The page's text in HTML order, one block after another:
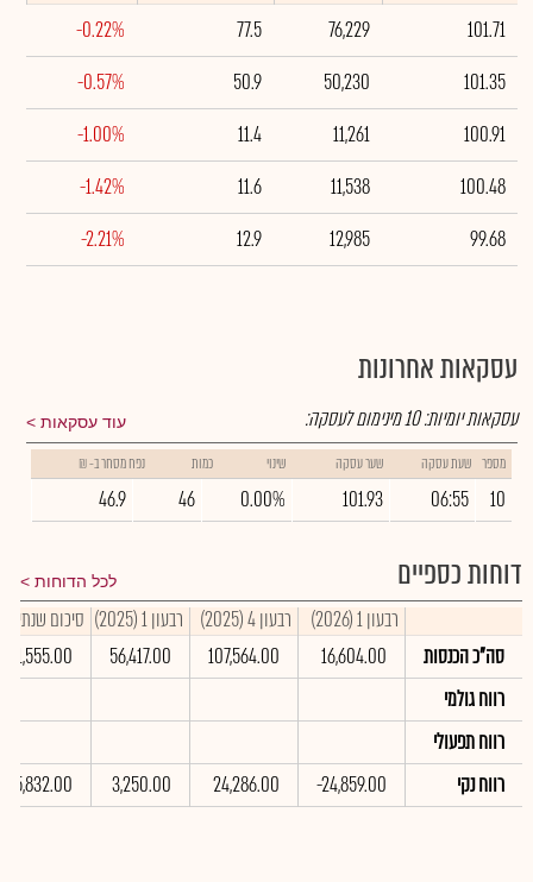
101.71
76,229
77.5
-0.22%
101.35
50,230
50.9
-0.57%
100.91
11,261
11.4
-1.00%
100.48
11,538
11.6
-1.42%
99.68
12,985
12.9
-2.21%
עסקאות אחרונות
עוד עסקאות עסקאות יומיות:10מינימום לעסקה:
מספר שעת עסקה שער עסקה שינוי כמות נפח מסחר ב- ₪
10
06:55
101.93
0.00%
46
46.9
דוחות כספיים לכל הדוחות
רבעון 1 (2026) רבעון 4 (2025) רבעון 1 (2025)
סיכום שנתי 2025
סה"כ הכנסות
16,604.00
107,564.00
56,417.00
411,555.00
רווח גולמי
רווח תפעולי
רווח נקי
-24,859.00
24,286.00
3,250.00
85,832.00